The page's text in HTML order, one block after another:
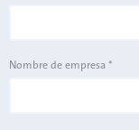
Nombre de empresa *